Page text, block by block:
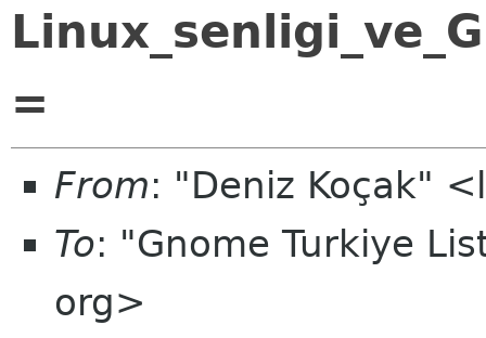
=
From: "Deniz Koçak"
To: "Gnome Turkiye
org>